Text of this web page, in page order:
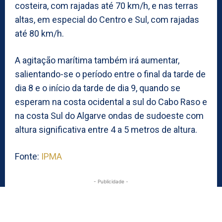
costeira, com rajadas até 70 km/h, e nas terras
altas, em especial do Centro e Sul, com rajadas
até 80 km/h.
A agitação marítima também irá aumentar,
salientando-se o período entre o final da tarde de
dia 8 e o início da tarde de dia 9, quando se
esperam na costa ocidental a sul do Cabo Raso e
na costa Sul do Algarve ondas de sudoeste com
altura significativa entre 4 a 5 metros de altura.
Fonte: IPMA
- Publicidade -